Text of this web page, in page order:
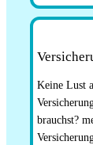
Keine Lust
brauchst?